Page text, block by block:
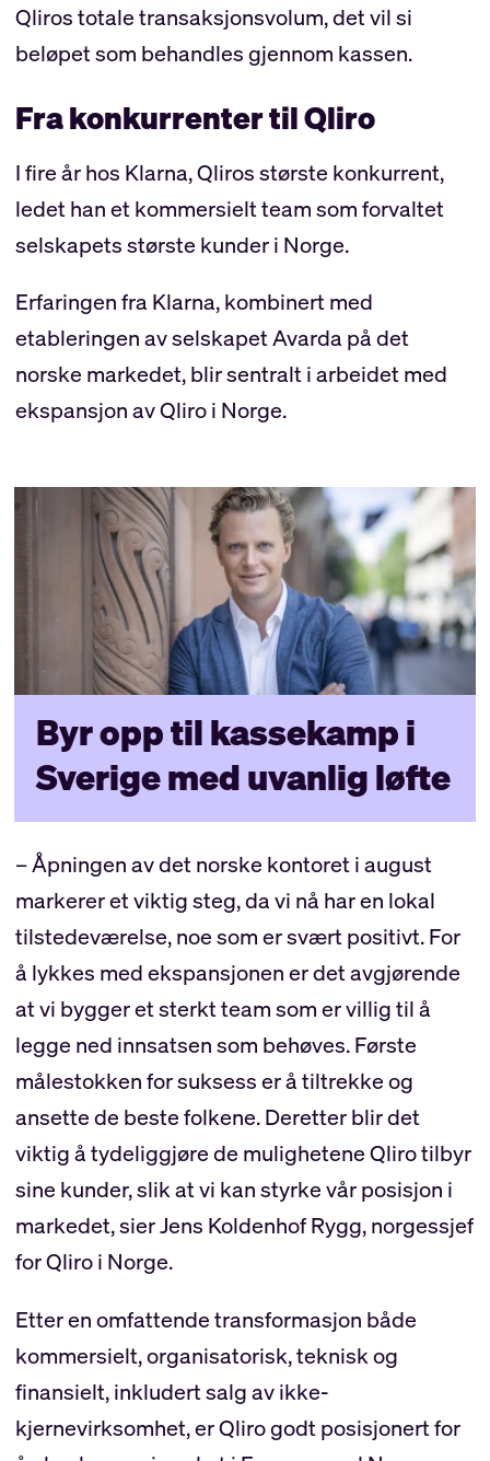
Qliros totale transaksjonsvolum, det vil si
beløpet som behandles gjennom kassen.
Fra konkurrenter til Qliro
I fire år hos Klarna, Qliros største konkurrent,
ledet han et kommersielt team som forvaltet
selskapets største kunder i Norge.
Erfaringen fra Klarna, kombinert med
etableringen av selskapet Avarda på det
norske markedet, blir sentralt i arbeidet med
ekspansjon av Qliro i Norge.
Byr opp til kassekamp i
Sverige med uvanlig løfte
– Åpningen av det norske kontoret i august
markerer et viktig steg, da vi nå har en lokal
tilstedeværelse, noe som er svært positivt. For
å lykkes med ekspansjonen er det avgjørende
at vi bygger et sterkt team som er villig til å
legge ned innsatsen som behøves. Første
målestokken for suksess er å tiltrekke og
ansette de beste folkene. Deretter blir det
viktig å tydeliggjøre de mulighetene Qliro tilbyr
sine kunder, slik at vi kan styrke vår posisjon i
markedet, sier Jens Koldenhof Rygg, norgessjef
for Qliro i Norge.
Etter en omfattende transformasjon både
kommersielt, organisatorisk, teknisk og
finansielt, inkludert salg av ikke-
kjernevirksomhet, er Qliro godt posisjonert for